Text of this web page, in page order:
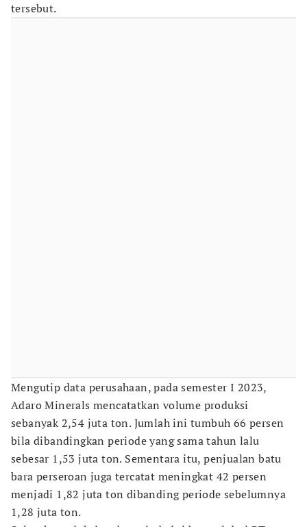
tersebut.
Mengutip data perusahaan, pada semester I 2023,
Adaro Minerals mencatatkan volume produksi
sebanyak 2,54 juta ton. Jumlah ini tumbuh 66 persen
bila dibandingkan periode yang sama tahun lalu
sebesar 1,53 juta ton. Sementara itu, penjualan batu
bara perseroan juga tercatat meningkat 42 persen
menjadi 1,82 juta ton dibanding periode sebelumnya
1,28 juta ton.